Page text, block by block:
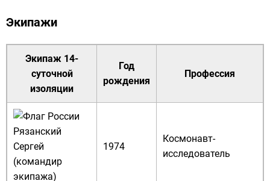
Экипажи
Экипаж 14-
суточной
изоляции
Год
рождения
Профессия
Рязанский
Сергей
(командир
экипажа)
1974
Космонавт-
исследователь